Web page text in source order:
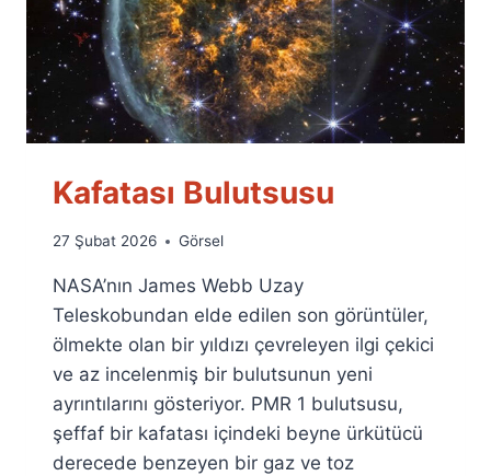
Kafatası Bulutsusu
By
Fuat
Özyar
27 Şubat 2026 Görsel
NASA’nın James Webb Uzay
Teleskobundan elde edilen son görüntüler,
ölmekte olan bir yıldızı çevreleyen ilgi çekici
ve az incelenmiş bir bulutsunun yeni
ayrıntılarını gösteriyor. PMR 1 bulutsusu,
şeffaf bir kafatası içindeki beyne ürkütücü
derecede benzeyen bir gaz ve toz